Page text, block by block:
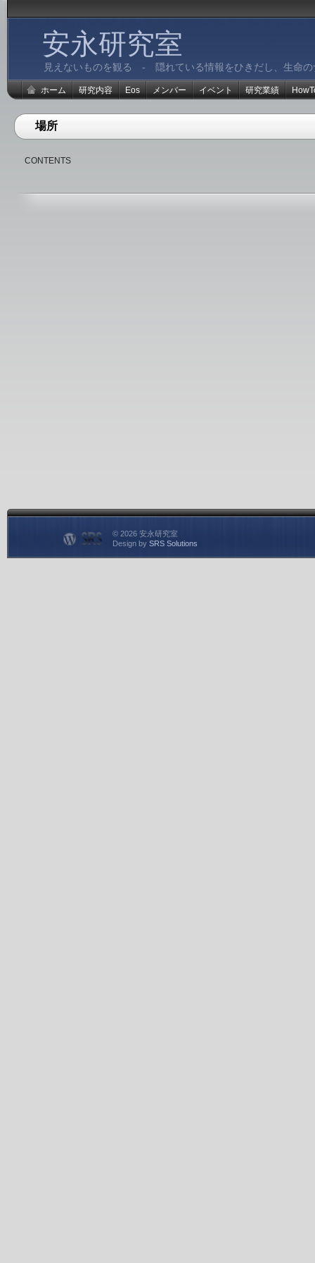
安永研究室
見えないものを観る - 隠れている情報をひきだし、生命の
ホーム 研究内容 Eos メンバー イベント 研究業績
場所
CONTENTS
© 2026 安永研究室
Design by SRS Solutions